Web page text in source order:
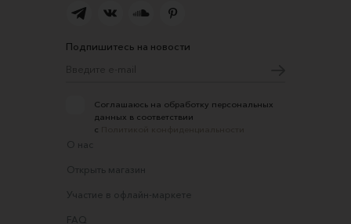
Подпишитесь на новости
Соглашаюсь на обработку персональных
данных в соответствии
с
О нас
Открыть магазин
Участие в офлайн-маркете
FAQ